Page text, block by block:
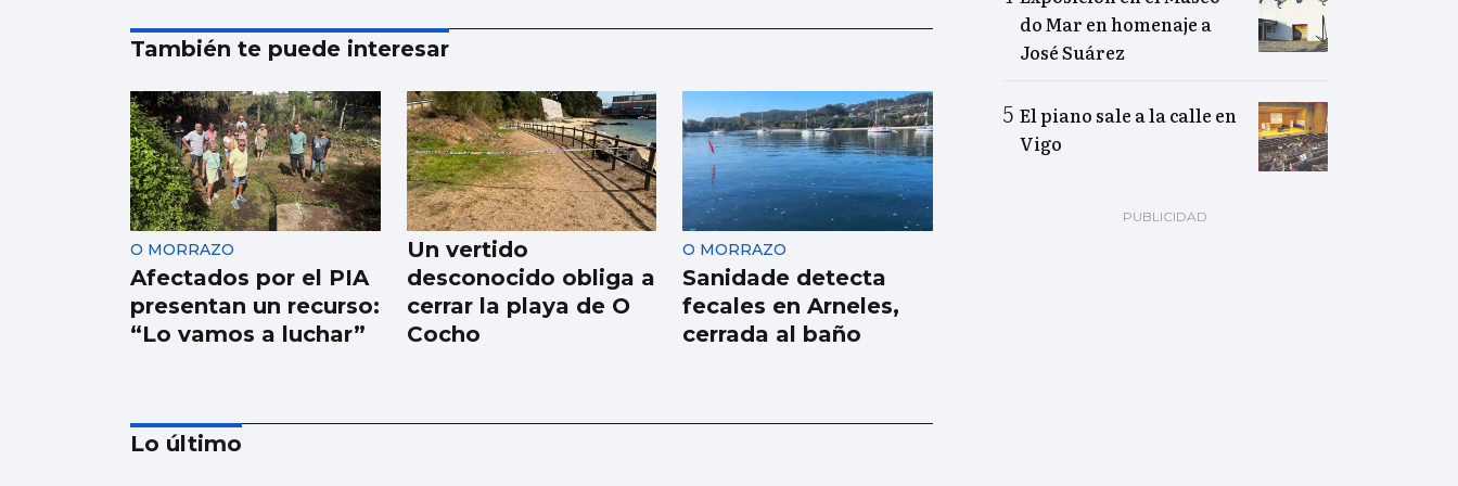
También te puede interesar
O MORRAZO
Afectados por el PIA
presentan un recurso:
“Lo vamos a luchar”
Un vertido
desconocido obliga a
cerrar la playa de O
Cocho
O MORRAZO
Sanidade detecta
fecales en Arneles,
cerrada al baño
Lo último
do Mar en homenaje a
José Suárez
El piano sale a la calle en
Vigo